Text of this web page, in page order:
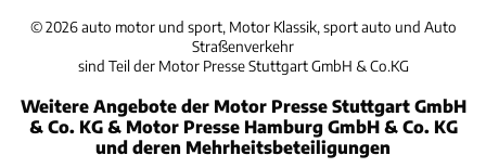
©2026 auto motor und sport, Motor Klassik, sport auto und Auto
Straßenverkehr
sind Teil der Motor Presse Stuttgart GmbH & Co.KG
Weitere Angebote der Motor Presse Stuttgart GmbH
& Co. KG & Motor Presse Hamburg GmbH & Co. KG
und deren Mehrheitsbeteiligungen